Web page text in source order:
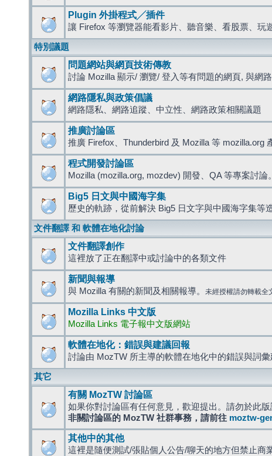
Plugin 外掛程式╱插件
讓 Firefox 等瀏覽器能看影片、聽音樂、看股票、玩
特別議題
問題網站與網頁技術傳教
討論 Mozilla 顯示/ 瀏覽/ 登入等有問題的網頁, 與網
網路隱私與政策倡議
網路隱私、網路追蹤、中立性、網路政策相關議題
推廣討論區
推廣 Firefox、Thunderbird 及 Mozilla 等 mozilla.org
程式開發討論區
Mozilla (mozilla.org, mozdev) 開發、QA 等專案討論。
Big5 日文與中國海字集
歷史的軌跡，從前解決 Big5 日文字與中國海字集等
文件翻譯 和 軟體在地化討論
文件翻譯創作
這裡放了正在翻譯中或討論中的各類文件
新聞與報導
與 Mozilla 有關的新聞及相關報導。 未經授權請勿轉載全
Mozilla Links 中文版
Mozilla Links 電子報中文版網站
軟體在地化：錯誤與建議回報
討論由 MozTW 所主導的軟體在地化中的錯誤與詞
其它
有關 MozTW 討論區
如果你對討論區有任何意見，歡迎提出。請勿於此版
非關討論區的 MozTW 社群事務，請前往 moztw-
其他中的其他
這裡是隨便測試/張貼個人公告/聊天的地方但禁止商